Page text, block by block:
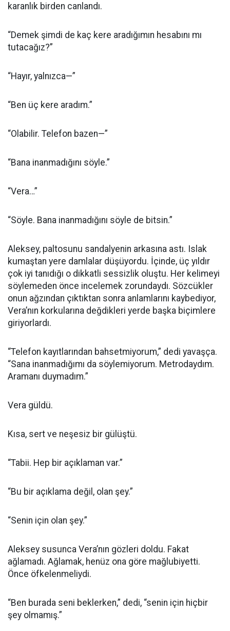
karanlık birden canlandı.
“Demek şimdi de kaç kere aradığımın hesabını mı
tutacağız?”
“Hayır, yalnızca—”
“Ben üç kere aradım.”
“Olabilir. Telefon bazen—”
“Bana inanmadığını söyle.”
“Vera…”
“Söyle. Bana inanmadığını söyle de bitsin.”
Aleksey, paltosunu sandalyenin arkasına astı. Islak
kumaştan yere damlalar düşüyordu. İçinde, üç yıldır
çok iyi tanıdığı o dikkatli sessizlik oluştu. Her kelimeyi
söylemeden önce incelemek zorundaydı. Sözcükler
onun ağzından çıktıktan sonra anlamlarını kaybediyor,
Vera’nın korkularına değdikleri yerde başka biçimlere
giriyorlardı.
“Telefon kayıtlarından bahsetmiyorum,” dedi yavaşça.
“Sana inanmadığımı da söylemiyorum. Metrodaydım.
Aramanı duymadım.”
Vera güldü.
Kısa, sert ve neşesiz bir gülüştü.
“Tabii. Hep bir açıklaman var.”
“Bu bir açıklama değil, olan şey.”
“Senin için olan şey.”
Aleksey susunca Vera’nın gözleri doldu. Fakat
ağlamadı. Ağlamak, henüz ona göre mağlubiyetti.
Önce öfkelenmeliydi.
“Ben burada seni beklerken,” dedi, “senin için hiçbir
şey olmamış.”